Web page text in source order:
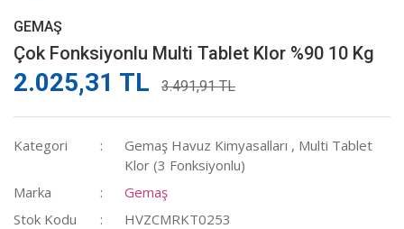
GEMAŞ
Çok Fonksiyonlu Multi Tablet Klor %90 10 Kg
2.025,31 TL 3.491,91 TL
Kategori Gemaş Havuz Kimyasalları , Multi Tablet
Klor (3 Fonksiyonlu)
Marka
Gemaş
Stok Kodu
HVZCMRKT0253